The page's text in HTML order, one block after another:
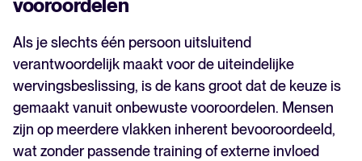
vooroordelen
Als je slechts één persoon uitsluitend
verantwoordelijk maakt voor de uiteindelijke
wervingsbeslissing, is de kans groot dat de keuze is
gemaakt vanuit onbewuste vooroordelen. Mensen
zijn op meerdere vlakken inherent bevooroordeeld,
wat zonder passende training of externe invloed